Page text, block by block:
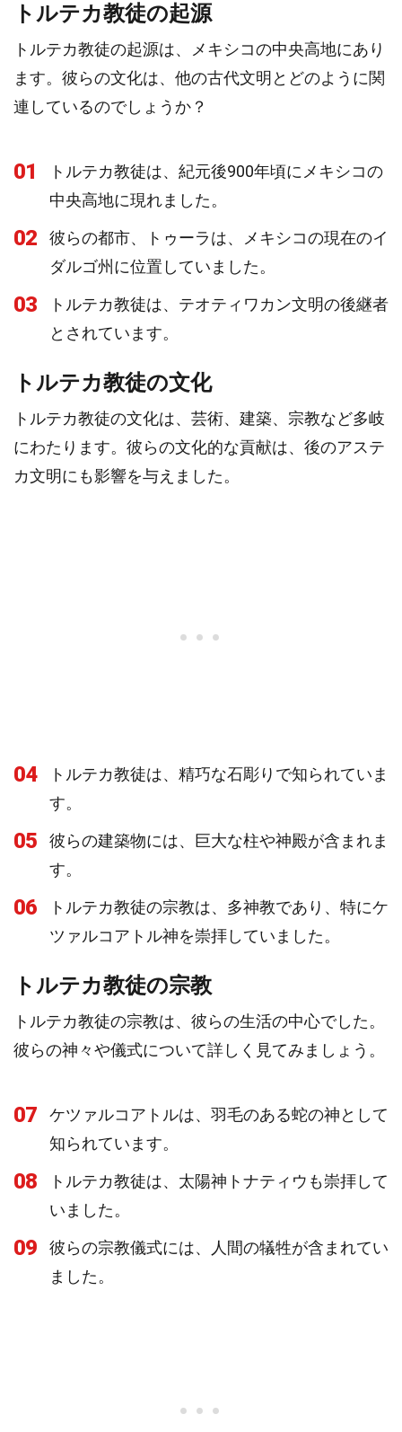
トルテカ教徒の起源
トルテカ教徒の起源は、メキシコの中央高地にあり
ます。彼らの文化は、他の古代文明とどのように関
連しているのでしょうか？
01
トルテカ教徒は、紀元後900年頃にメキシコの
中央高地に現れました。
02
彼らの都市、トゥーラは、メキシコの現在のイ
ダルゴ州に位置していました。
03
トルテカ教徒は、テオティワカン文明の後継者
とされています。
トルテカ教徒の文化
トルテカ教徒の文化は、芸術、建築、宗教など多岐
にわたります。彼らの文化的な貢献は、後のアステ
カ文明にも影響を与えました。
04
トルテカ教徒は、精巧な石彫りで知られていま
す。
05
彼らの建築物には、巨大な柱や神殿が含まれま
す。
06
トルテカ教徒の宗教は、多神教であり、特にケ
ツァルコアトル神を崇拝していました。
トルテカ教徒の宗教
トルテカ教徒の宗教は、彼らの生活の中心でした。
彼らの神々や儀式について詳しく見てみましょう。
07
ケツァルコアトルは、羽毛のある蛇の神として
知られています。
08
トルテカ教徒は、太陽神トナティウも崇拝して
いました。
09
彼らの宗教儀式には、人間の犠牲が含まれてい
ました。